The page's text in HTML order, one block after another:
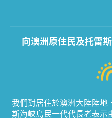
向澳洲原住民及托雷
我們對居住於澳洲大陸陸
斯海峽島民一代代長老表